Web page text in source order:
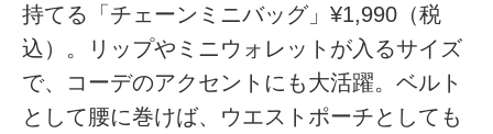
持てる「チェーンミニバッグ」¥1,990（税
込）。リップやミニウォレットが入るサイズ
で、コーデのアクセントにも大活躍。ベルト
として腰に巻けば、ウエストポーチとしても